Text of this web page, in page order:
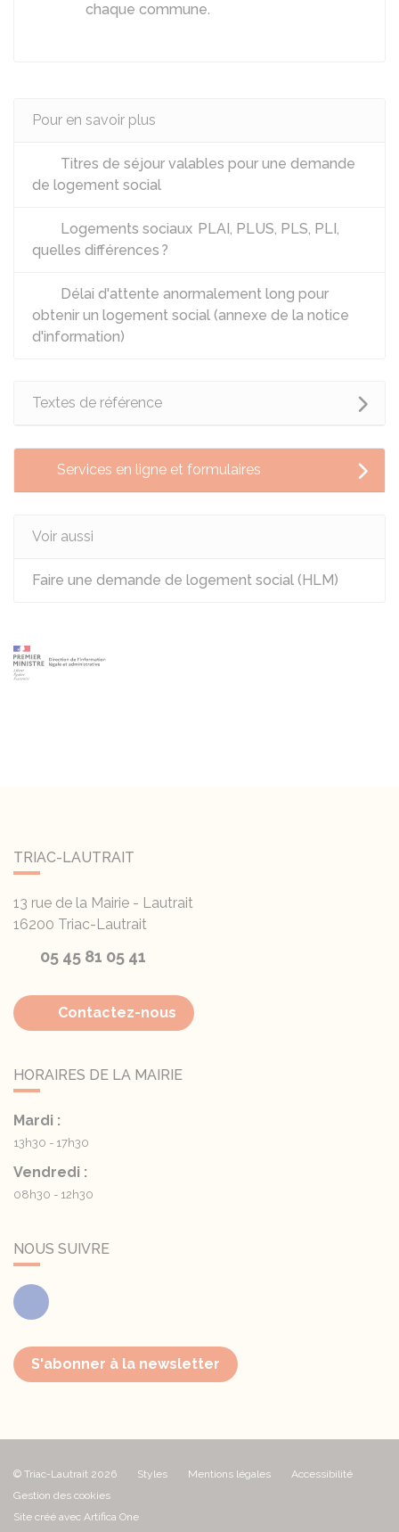
chaque commune.
Pour en savoir plus
Titres de séjour valables pour une demande
de logement social
Logements sociaux PLAI, PLUS, PLS, PLI,
quelles différences ?
Délai d'attente anormalement long pour
obtenir un logement social (annexe de la notice
d'information)
Textes de référence
Services en ligne et formulaires
Voir aussi
Faire une demande de logement social (HLM)
TRIAC-LAUTRAIT
13 rue de la Mairie - Lautrait
16200 Triac-Lautrait
05 45 81 05 41
Contactez-nous
HORAIRES DE LA MAIRIE
Mardi :
13h30 - 17h30
Vendredi :
08h30 - 12h30
NOUS SUIVRE
Facebook
S'abonner à la newsletter
© Triac-Lautrait 2026 Styles Mentions légales
Accessibilité
Gestion des cookies
Site créé avec Artifica One